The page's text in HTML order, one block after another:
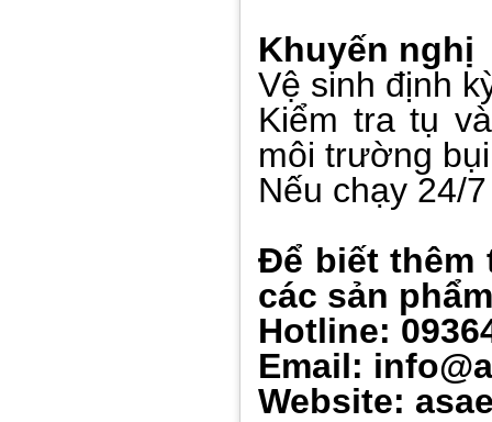
Khuyến nghị
Vệ sinh định
Kiểm tra tụ
môi trường
Nếu chạy 24/
Để biết thêm
các sản phẩm
Hotline:
Email:
Website: